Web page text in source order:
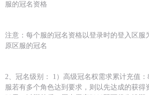
服的冠名资格
注意：每个服的冠名资格以登录时的登入区服
原区服的冠名
2、冠名级别： 1）高级冠名权需求累计充值：
服若有多个角色达到要求，则以先达成的获得